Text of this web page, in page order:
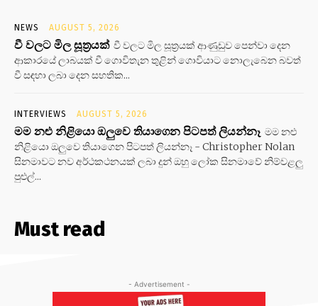
NEWS AUGUST 5, 2026
වී වලට මිල සූත්‍රයක් වී වලට මිල සූත්‍රයක් ආණුඩුව පෙන්වා දෙන
ආකාරයේ ලාබයක් වී ගොවිතැන තුළින් ගොවියාට නොලැබෙන බවත්
වී සඳහා ලබා දෙන සහතික...
INTERVIEWS AUGUST 5, 2026
මම නළු නිළියො ඔලුවෙ තියාගෙන පිටපත් ලියන්නෑ මම නළු
නිළියො ඔලුවෙ තියාගෙන පිටපත් ලියන්නෑ - Christopher Nolan
සිනමාවට නව අර්ථකථනයක් ලබා දුන් ඔහු ලෝක සිනමාවේ නිම්වළලු
පුළුල්...
Must read
- Advertisement -